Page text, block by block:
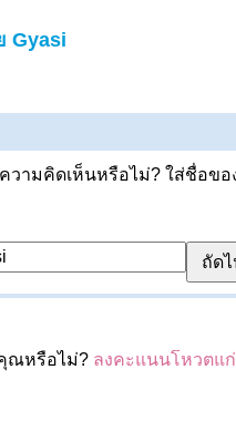
Gyasi
วามคิดเห็นหรือไม่? ใส่ชื่อข
ณหรือไม่? ลงคะแนนโหวตแ